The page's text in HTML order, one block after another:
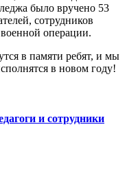
было вручено 53
сотрудников
операции.
в памяти ребят, и мы
в новом году!
и сотрудники